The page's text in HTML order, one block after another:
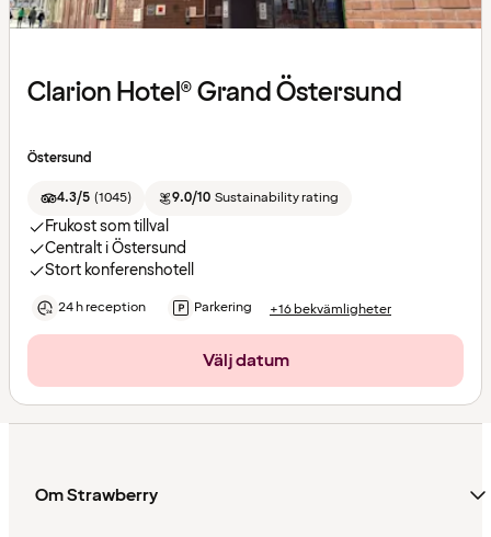
Clarion Hotel® Grand Östersund
Östersund
4.3/5 (1045) 9.0/10 Sustainability rating
Frukost som tillval
Centralt i Östersund
Stort konferenshotell
24 h reception Parkering +16 bekvämligheter
Välj datum
Om Strawberry